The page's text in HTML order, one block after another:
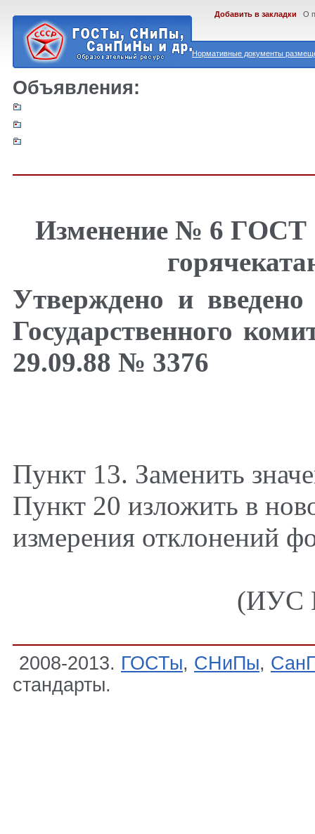
Нормативные документы
Добавить в закладки О
Объявления:
Изменение № 6 ГОСТ
Утверждено и
Государственного
29.09.88 № 3376
Пункт 13. Заменить
Пункт 20 изложить в
измерения отклонений
(ИУС
2008-2013. ГОСТы, СНиПы,
стандарты.